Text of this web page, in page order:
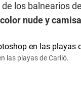
los balnearios
nude y
las playas de Cariló.